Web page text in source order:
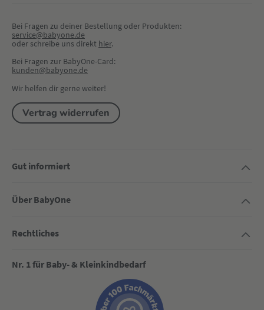
Bei Fragen zu deiner Bestellung oder Produkten:
service@babyone.de
oder schreibe uns direkt hier.
Bei Fragen zur BabyOne-Card:
kunden@babyone.de
Wir helfen dir gerne weiter!
Vertrag widerrufen
Gut informiert
Über BabyOne
Rechtliches
Nr. 1 für Baby- & Kleinkindbedarf